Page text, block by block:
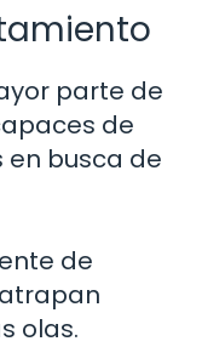
parte de
de
en busca de
de
olas.